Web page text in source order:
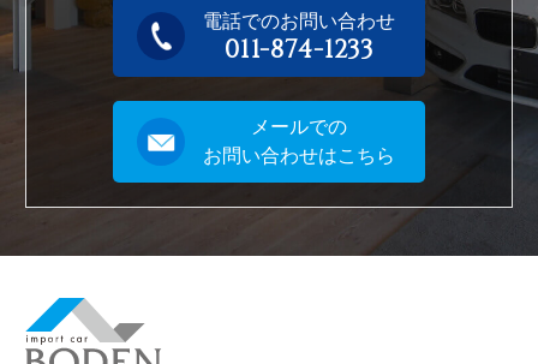
電話でのお問い合わせ
011-874-1233
メールでの
お問い合わせはこちら